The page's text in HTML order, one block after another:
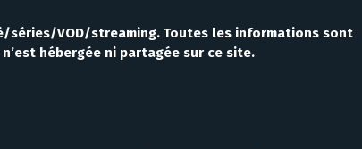
séries/VOD/streaming. Toutes les informations sont
hébergée ni partagée sur ce site.